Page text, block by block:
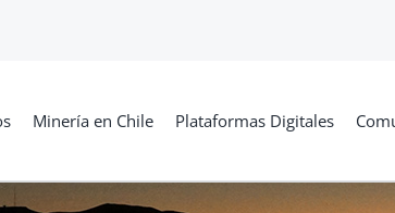
Minería en Chile Plataformas Digitales